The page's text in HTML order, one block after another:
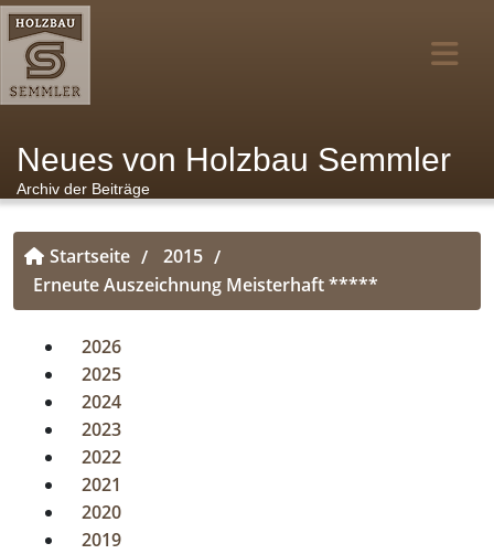
Neues von Holzbau Semmler
Archiv der Beiträge
Startseite / 2015 /
Erneute Auszeichnung Meisterhaft *****
2026
2025
2024
2023
2022
2021
2020
2019